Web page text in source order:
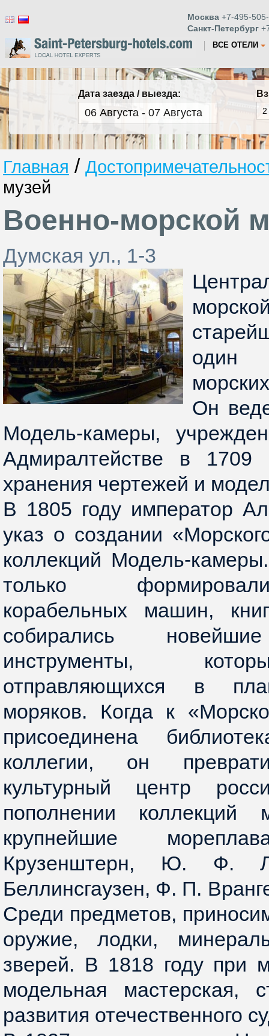
Москва +7-495-
Санкт-Петербург
ВСЕ ОТЕЛИ
Дата заезда / выезда:
Главная /
музей
Военно-морской
Думская ул., 1-3
один
Он
Модель-камеры,
Адмиралтействе в
хранения чертежей и
В 1805 году император
указ о создании
коллекций Модель-
только
корабельных машин,
собирались
инструменты,
отправляющихся в
моряков. Когда к
присоединена
коллегии, он
культурный центр
пополнении коллекций
крупнейшие
Крузенштерн, Ю. Ф.
Беллинсгаузен, Ф. П.
Среди предметов,
оружие, лодки,
зверей. В 1818 году при
модельная мастерская,
развития отечественного